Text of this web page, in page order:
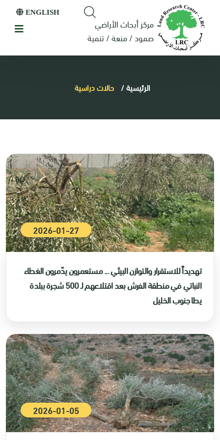
مركز أبحاث الأراضي
صمود / منعة / تنمية
ENGLISH
الرئيسية/ حالات دراسية
2026-01-27
تهديداً للاستقرار والتوازن البيئي ... مستعمرون يدّمرون الغطاء
النباتي في منطقة الفرش بعد اقتلاعهم لـ 500 شجرة ببلدة
يطا جنوب الخليل
2026-01-05